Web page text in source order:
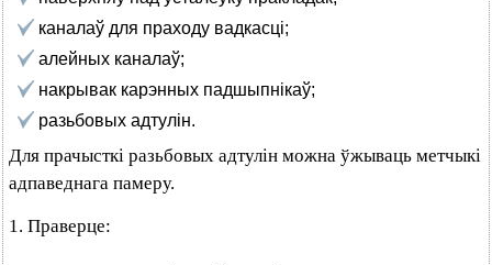
каналаў для праходу вадкасці;
алейных каналаў;
накрывак карэнных падшыпнікаў;
разьбовых адтулін.
Для прачысткі разьбовых адтулін можна ўжываць метчыкі
адпаведнага памеру.
1. Праверце: